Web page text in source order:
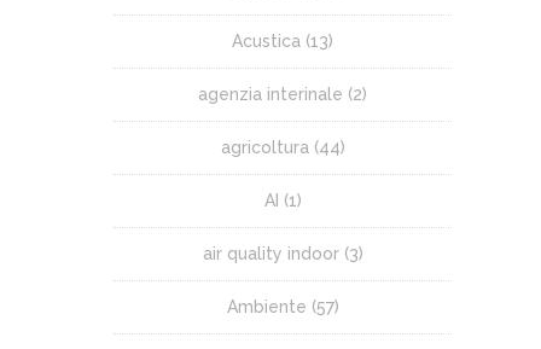
Acustica (13)
agenzia interinale (2)
agricoltura (44)
AI (1)
air quality indoor(3)
Ambiente (57)